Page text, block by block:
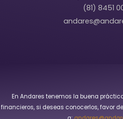
(81) 8451
En Andares tenemos la buena
financieros, si deseas conocerlos, favor